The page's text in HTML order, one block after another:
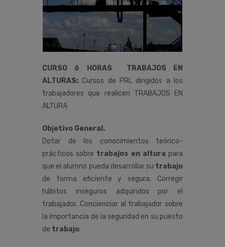
CURSO 6 HORAS TRABAJOS EN
ALTURAS: Cursos de PRL dirigidos a los
trabajadores que realicen TRABAJOS EN
ALTURA
Objetivo General.
Dotar de los conocimientos teórico-
prácticos sobre trabajos en altura para
que el alumno pueda desarrollar su trabajo
de forma eficiente y segura. Corregir
hábitos inseguros adquiridos por el
trabajador. Concienciar al trabajador sobre
la importancia de la seguridad en su puesto
de trabajo.